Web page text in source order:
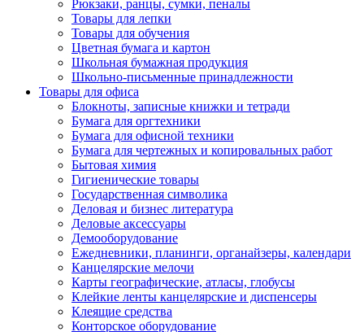
Рюкзаки, ранцы, сумки, пеналы
Товары для лепки
Товары для обучения
Цветная бумага и картон
Школьная бумажная продукция
Школьно-письменные принадлежности
Товары для офиса
Блокноты, записные книжки и тетради
Бумага для оргтехники
Бумага для офисной техники
Бумага для чертежных и копировальных работ
Бытовая химия
Гигиенические товары
Государственная символика
Деловая и бизнес литература
Деловые аксессуары
Демооборудование
Ежедневники, планинги, органайзеры, календари
Канцелярские мелочи
Карты географические, атласы, глобусы
Клейкие ленты канцелярские и диспенсеры
Клеящие средства
Конторское оборудование